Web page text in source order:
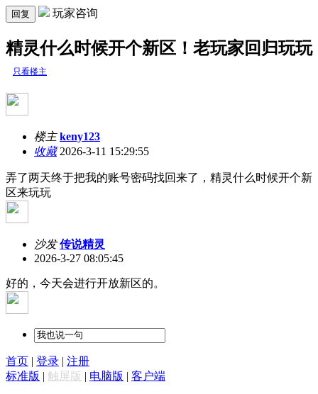
回复 玩家咨询
精灵什么时候开个新区！老玩家回归玩玩
只看楼主
楼主 keny123
收藏2026-3-11 15:29:55
弄了两天终于把我的账号密码找回来了，精灵什么时候开个新
区来玩玩
沙发 传说精灵
2026-3-27 08:05:45
好的，今天会进行开放新区的。
首页 | 登录 | 注册
标准版 | 触屏版 | 电脑版 | 客户端